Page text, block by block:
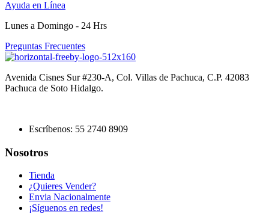
Ayuda en Línea
Lunes a Domingo - 24 Hrs
Preguntas Frecuentes
Avenida Cisnes Sur #230-A, Col. Villas de Pachuca, C.P. 42083
Pachuca de Soto Hidalgo.
Escríbenos: 55 2740 8909
Nosotros
Tienda
¿Quieres Vender?
Envia Nacionalmente
¡Síguenos en redes!